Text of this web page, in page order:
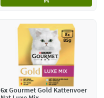
6xGourmet Gold Kattenvoer